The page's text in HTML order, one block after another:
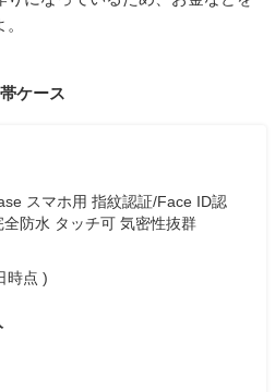
ケース
スマホ用 指紋認証/Face ID認
防水 タッチ可 気密性抜群
時点 )